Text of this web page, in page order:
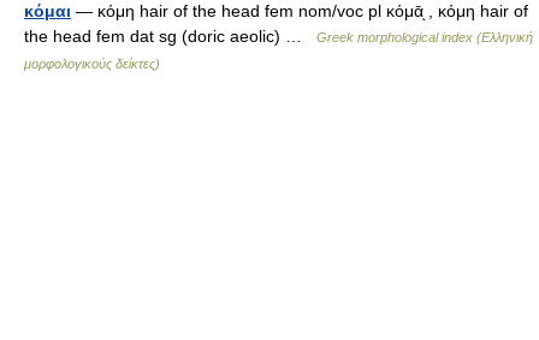
κόμαι — κόμη hair of the head fem nom/voc pl κόμᾱͅ , κόμη hair of
the head fem dat sg (doric aeolic) …
Greek morphological index (Ελληνική
μορφολογικούς δείκτες)